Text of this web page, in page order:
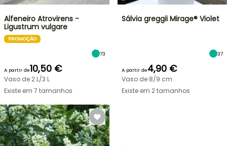
Alfeneiro Atrovirens -
Ligustrum vulgare
PROMOÇÃO
73
A partir de10,50 €
Vaso de 2 L/3 L
Existe em 7 tamanhos
Sálvia greggii Mirage® Violet
37
A partir de4,90 €
Vaso de 8/9 cm
Existe em 2 tamanhos